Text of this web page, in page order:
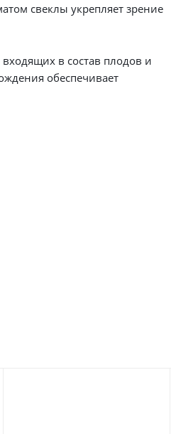
свеклы укрепляет зрение
в состав плодов и
обеспечивает